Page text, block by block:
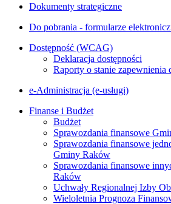
Dokumenty strategiczne
Do pobrania - formularze
Dostępność (WCAG)
Deklaracja dostępności
Raporty o stanie zapewnienia
e-Administracja (e-usługi)
Finanse i Budżet
Budżet
Sprawozdania finansowe
Sprawozdania finansowe
Gminy Raków
Sprawozdania finansowe
Raków
Uchwały Regionalnej Izby
Wieloletnia Prognoza